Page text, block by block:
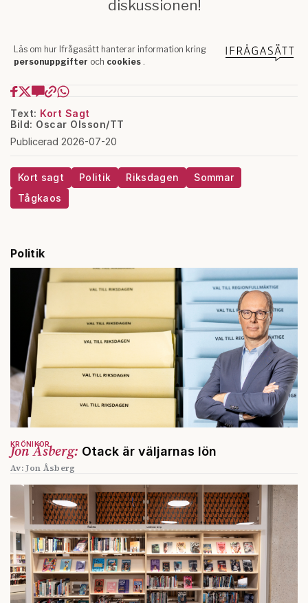
Text: Kort Sagt
Bild: Oscar Olsson/TT
Publicerad 2026-07-20
Kort sagt Politik Riksdagen
Sommar
Tågkaos
Politik
Jon Åsberg: Otack är väljarnas lön
KRÖNIKOR
Av: Jon Åsberg